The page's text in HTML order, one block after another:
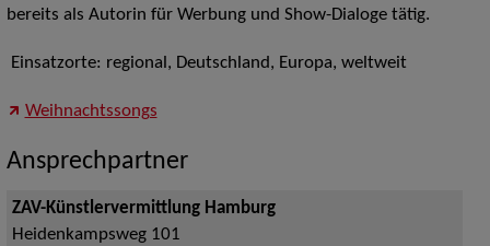
bereits als Autorin für Werbung und Show-Dialoge tätig.
Einsatzorte: regional, Deutschland, Europa, weltweit
Weihnachtssongs
Ansprechpartner
ZAV-Künstlervermittlung Hamburg
Heidenkampsweg 101